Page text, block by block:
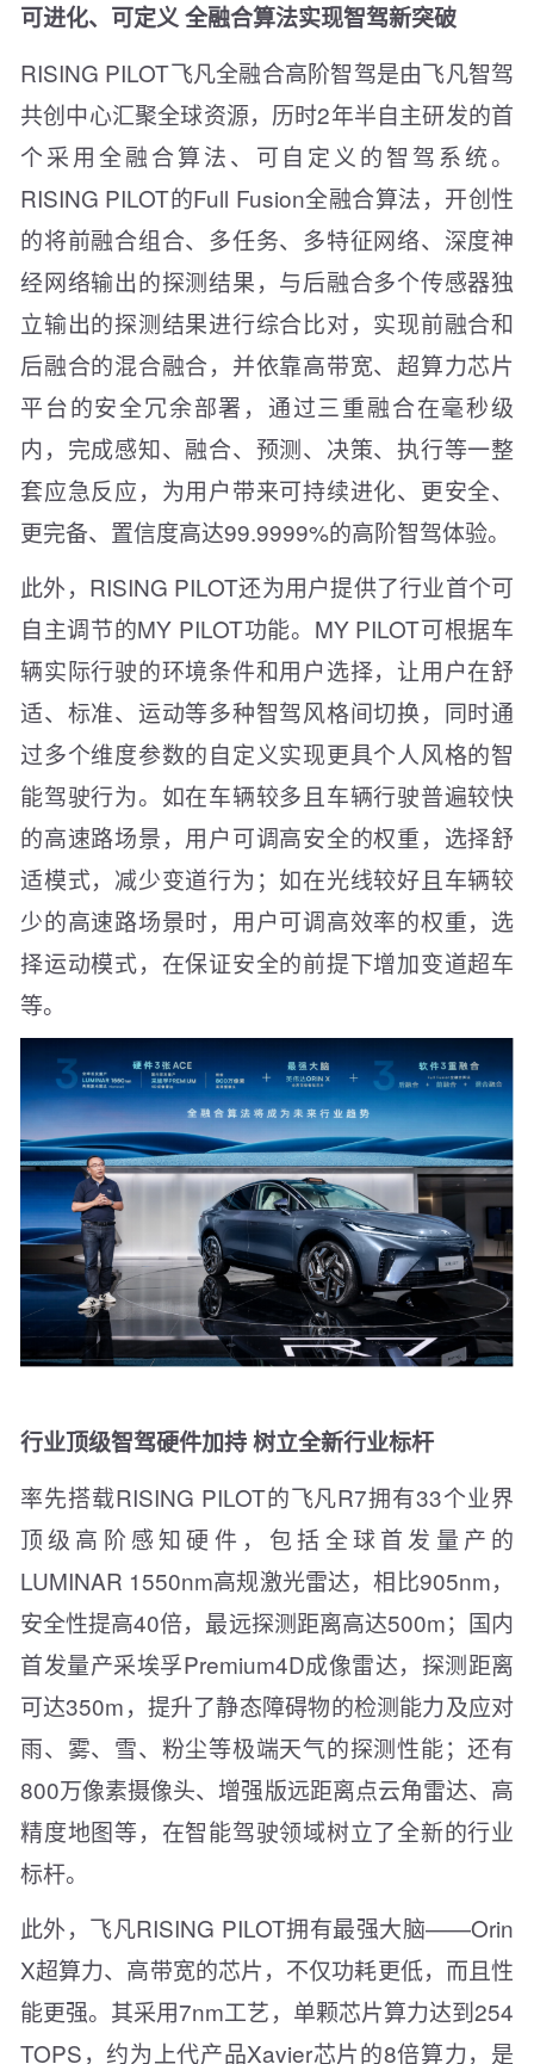
可进化、可定义 全融合算法实现智驾新突破
RISING PILOT飞凡全融合高阶智驾是由飞凡智驾
共创中心汇聚全球资源，历时2年半自主研发的首
个采用全融合算法、可自定义的智驾系统。
RISING PILOT的Full Fusion全融合算法，开创性
的将前融合组合、多任务、多特征网络、深度神
经网络输出的探测结果，与后融合多个传感器独
立输出的探测结果进行综合比对，实现前融合和
后融合的混合融合，并依靠高带宽、超算力芯片
平台的安全冗余部署，通过三重融合在毫秒级
内，完成感知、融合、预测、决策、执行等一整
套应急反应，为用户带来可持续进化、更安全、
更完备、置信度高达99.9999%的高阶智驾体验。
此外，RISING PILOT还为用户提供了行业首个可
自主调节的MY PILOT功能。MY PILOT可根据车
辆实际行驶的环境条件和用户选择，让用户在舒
适、标准、运动等多种智驾风格间切换，同时通
过多个维度参数的自定义实现更具个人风格的智
能驾驶行为。如在车辆较多且车辆行驶普遍较快
的高速路场景，用户可调高安全的权重，选择舒
适模式，减少变道行为；如在光线较好且车辆较
少的高速路场景时，用户可调高效率的权重，选
择运动模式，在保证安全的前提下增加变道超车
等。
行业顶级智驾硬件加持 树立全新行业标杆
率先搭载RISING PILOT的飞凡R7拥有33个业界
顶级高阶感知硬件，包括全球首发量产的
LUMINAR 1550nm高规激光雷达，相比905nm，
安全性提高40倍，最远探测距离高达500m；国内
首发量产采埃孚Premium4D成像雷达，探测距离
可达350m，提升了静态障碍物的检测能力及应对
雨、雾、雪、粉尘等极端天气的探测性能；还有
800万像素摄像头、增强版远距离点云角雷达、高
精度地图等，在智能驾驶领域树立了全新的行业
标杆。
此外，飞凡RISING PILOT拥有最强大脑——Orin
X超算力、高带宽的芯片，不仅功耗更低，而且性
能更强。其采用7nm工艺，单颗芯片算力达到254
TOPS，约为上代产品Xavier芯片的8倍算力，是